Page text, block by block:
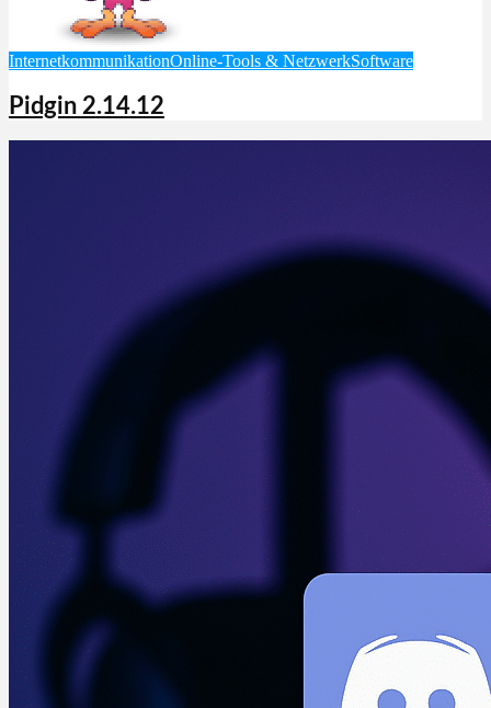
InternetkommunikationOnline-Tools & NetzwerkSoftware
Pidgin 2.14.12